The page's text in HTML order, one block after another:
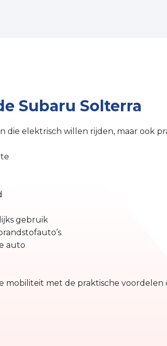
Subaru Solterra
die elektrisch willen rijden, maar ook
gebruik
auto
mobiliteit met de praktische voordelen